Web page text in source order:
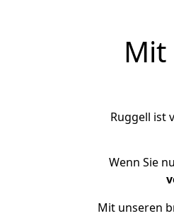
Ruggell ist
Wenn Sie
Mit unseren